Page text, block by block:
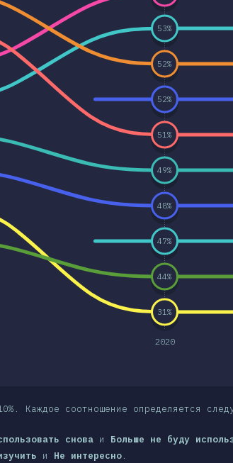
2020
48%
53%
51%
31%
49%
52%
44%
52%
47%
Каждое соотношение определяется
снова и Больше не буду
и Не интересно.